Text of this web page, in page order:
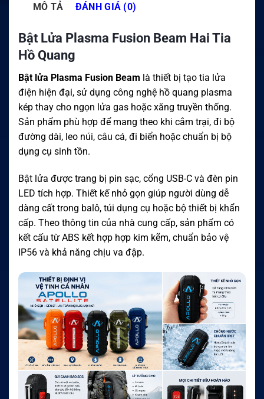
MÔ TẢ ĐÁNH GIÁ (0)
Bật Lửa Plasma Fusion Beam Hai Tia
Hồ Quang
Bật lửa Plasma Fusion Beam là thiết bị tạo tia lửa
điện hiện đại, sử dụng công nghệ hồ quang plasma
kép thay cho ngọn lửa gas hoặc xăng truyền thống.
Sản phẩm phù hợp để mang theo khi cắm trại, đi bộ
đường dài, leo núi, câu cá, đi biển hoặc chuẩn bị bộ
dụng cụ sinh tồn.
Bật lửa được trang bị pin sạc, cổng USB-C và đèn pin
LED tích hợp. Thiết kế nhỏ gọn giúp người dùng dễ
dàng cất trong balô, túi dụng cụ hoặc bộ thiết bị khẩn
cấp. Theo thông tin của nhà cung cấp, sản phẩm có
kết cấu từ ABS kết hợp hợp kim kẽm, chuẩn bảo vệ
IP56 và khả năng chịu va đập.